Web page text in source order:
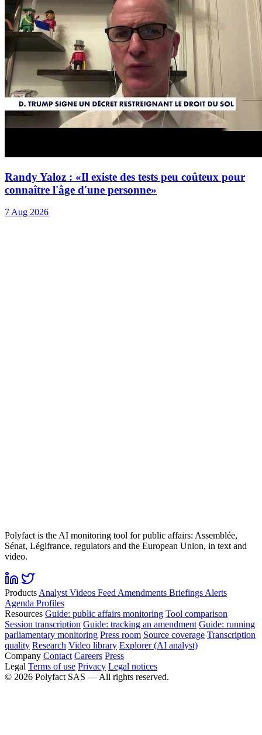
Randy Yaloz : «Il existe des tests peu coûteux pour
connaître l'âge d'une personne»
7 Aug 2026
Polyfact is the AI monitoring tool for public affairs: Assemblée,
Sénat, Légifrance, regulators and the European Union, in text and
video.
Products Analyst Videos Feed Amendments Briefings Alerts
Agenda Profiles
Resources Guide: public affairs monitoring Tool comparison
Session transcription Guide: tracking an amendment Guide: running
parliamentary monitoring Press room Source coverage Transcription
quality Research Video library Explorer (AI analyst)
Company Contact Careers Press
Legal Terms of use Privacy Legal notices
© 2026 Polyfact SAS — All rights reserved.